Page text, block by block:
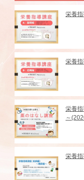
栄養
栄養
栄養
～
栄養